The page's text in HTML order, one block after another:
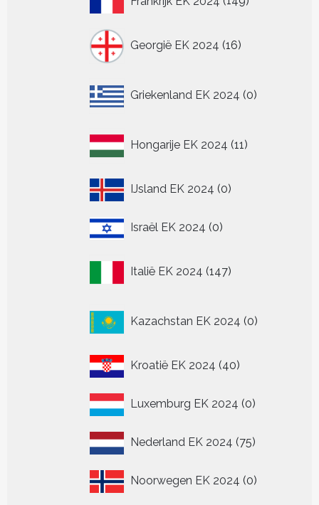
Georgië EK 2024 16
producten
Griekenland EK 2024 0
producten
Hongarije EK 2024 11
producten
IJsland EK 2024 00
Israël EK 2024 00
Italië EK 2024 147
producten
Kazachstan EK 2024 0
producten
Kroatië EK 2024 4040
Luxemburg EK 2024 00
Nederland EK 2024 7575
Noorwegen EK 2024 00